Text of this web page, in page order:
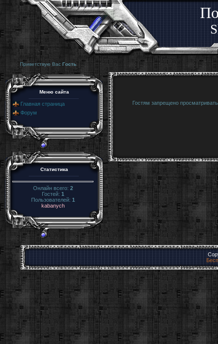
Приветствую Вас Гость
Меню сайта
Главная страница
Форум
Статистика
Онлайн всего: 2
Гостей: 1
Пользователей: 1
kabanych
Гостям запрещено